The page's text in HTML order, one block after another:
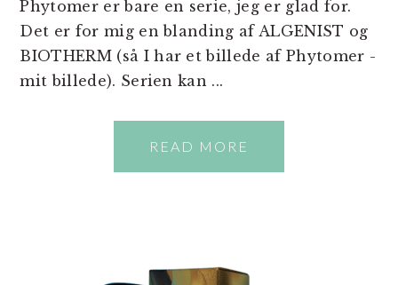
Phytomer er bare en serie, jeg er glad for.
Det er for mig en blanding af ALGENIST og
BIOTHERM (så I har et billede af Phytomer -
mit billede). Serien kan ...
READ MORE